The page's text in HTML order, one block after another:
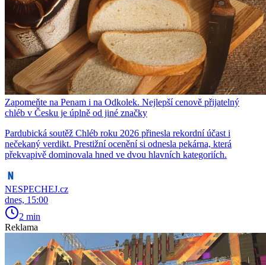
Zapomeňte na Penam i na Odkolek. Nejlepší cenově přijatelný
chléb v Česku je úplně od jiné značky
Pardubická soutěž Chléb roku 2026 přinesla rekordní účast i
nečekaný verdikt. Prestižní ocenění si odnesla pekárna, která
překvapivě dominovala hned ve dvou hlavních kategoriích.
NESPECHEJ.cz
dnes, 15:00
2 min
Reklama